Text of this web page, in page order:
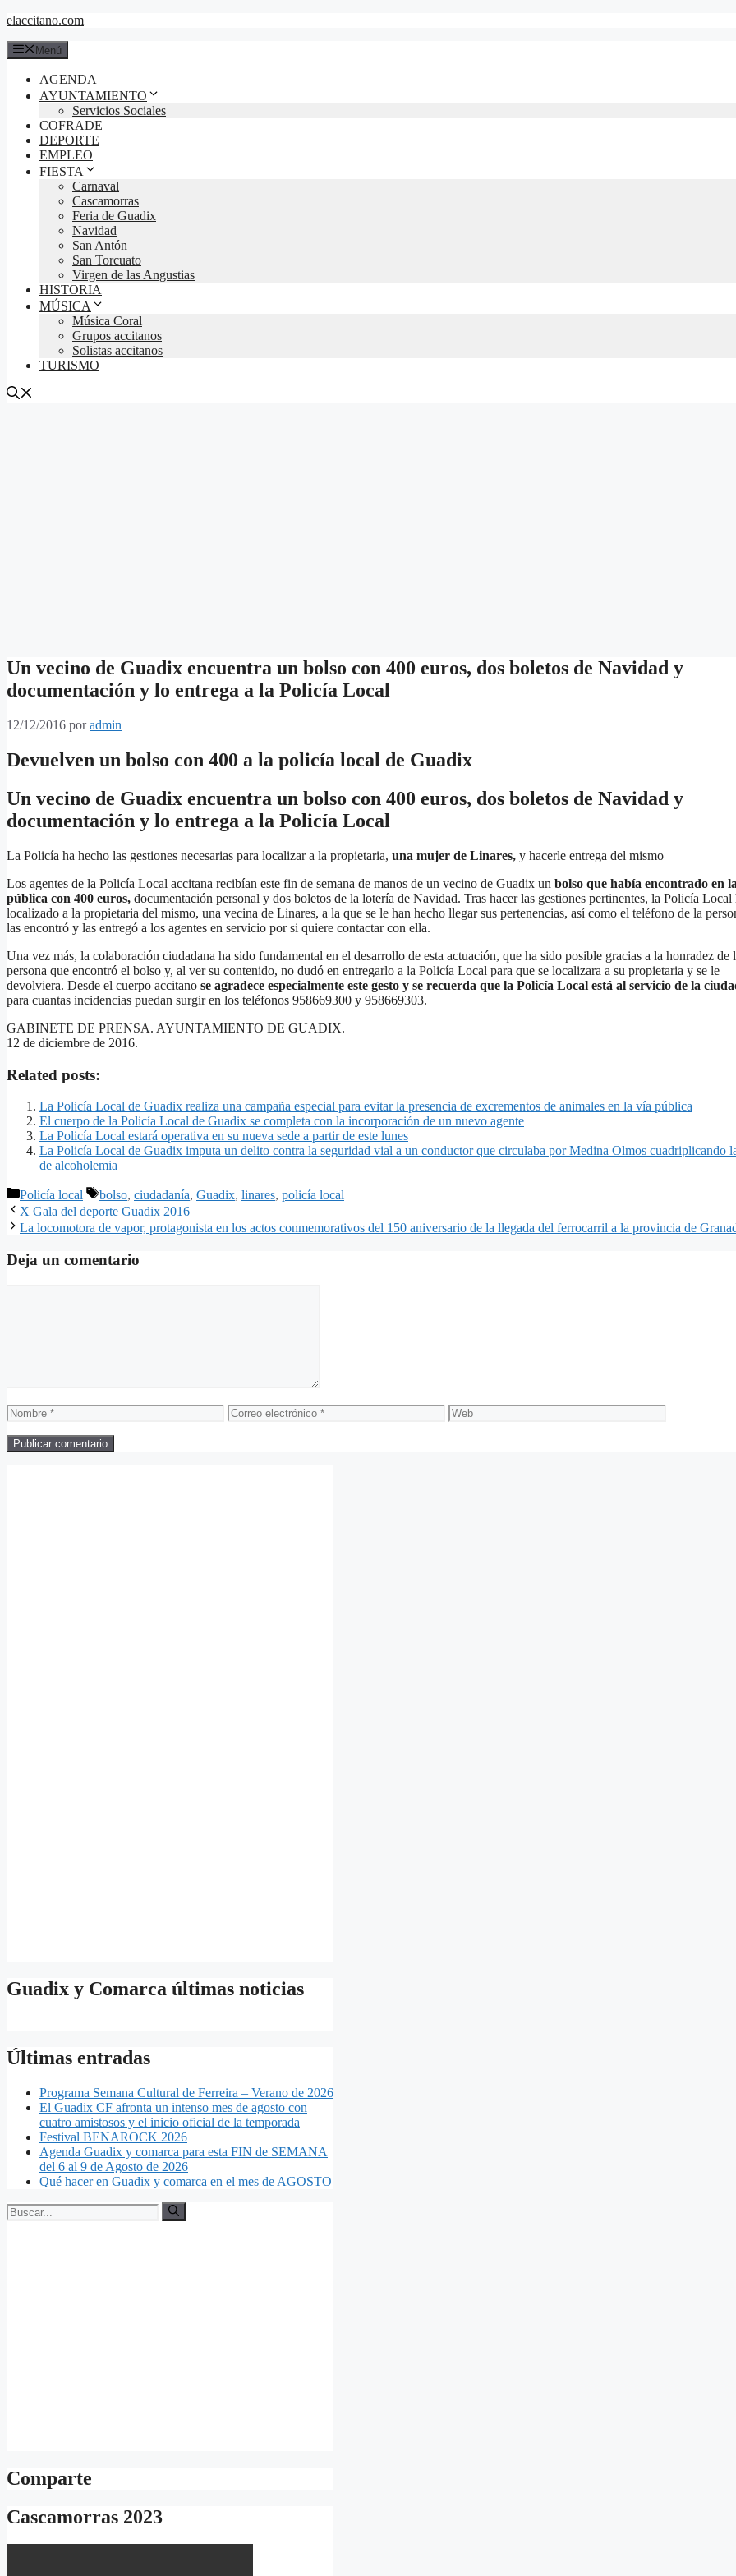
Saltar
contenido
elaccitano.com
Menú
AGENDA
AYUNTAMIENTO
Servicios Sociales
COFRADE
DEPORTE
EMPLEO
FIESTA
Carnaval
Cascamorras
Feria de Guadix
Navidad
San Antón
San Torcuato
Virgen de las Angustias
HISTORIA
MÚSICA
Música Coral
Grupos accitanos
Solistas accitanos
TURISMO
Un vecino de Guadix encuentra un bolso con 400 euros, dos boletos de Navidad y
documentación y lo entrega a la Policía Local
12/12/2016 poradmin
Devuelven un bolso con 400 a la policía local de Guadix
Un vecino de Guadix encuentra un bolso con 400 euros, dos boletos de Navidad y
documentación y lo entrega a la Policía Local
La Policía ha hecho las gestiones necesarias para localizar a la propietaria, una mujer de Linares, y hacerle entrega del mismo
Los agentes de la Policía Local accitana recibían este fin de semana de manos de un vecino de Guadix un bolso que había encontrado en
pública con 400 euros, documentación personal y dos boletos de la lotería de Navidad. Tras hacer las gestiones pertinentes, la Policía Local
localizado a la propietaria del mismo, una vecina de Linares, a la que se le han hecho llegar sus pertenencias, así como el teléfono de la
las encontró y las entregó a los agentes en servicio por si quiere contactar con ella.
Una vez más, la colaboración ciudadana ha sido fundamental en el desarrollo de esta actuación, que ha sido posible gracias a la honradez de
persona que encontró el bolso y, al ver su contenido, no dudó en entregarlo a la Policía Local para que se localizara a su propietaria y se le
devolviera. Desde el cuerpo accitano se agradece especialmente este gesto y se recuerda que la Policía Local está al servicio de la
para cuantas incidencias puedan surgir en los teléfonos 958669300 y 958669303.
GABINETE DE PRENSA. AYUNTAMIENTO DE GUADIX.
12 de diciembre de 2016.
Related posts:
La Policía Local de Guadix realiza una campaña especial para evitar la presencia de excrementos de animales en la vía pública
El cuerpo de la Policía Local de Guadix se completa con la incorporación de un nuevo agente
La Policía Local estará operativa en su nueva sede a partir de este lunes
La Policía Local de Guadix imputa un delito contra la seguridad vial a un conductor que circulaba por Medina Olmos cuadriplicando
de alcoholemia
Categorías
Policía local Etiquetas
bolso, ciudadanía, Guadix, linares, policía local
X Gala del deporte Guadix 2016
La locomotora de vapor, protagonista en los actos conmemorativos del 150 aniversario de la llegada del ferrocarril a la provincia de
Deja un comentario
Nombre
Correo
electrónico
Web
Guadix y Comarca últimas noticias
Últimas entradas
Programa Semana Cultural de Ferreira – Verano de 2026
El Guadix CF afronta un intenso mes de agosto con
cuatro amistosos y el inicio oficial de la temporada
Festival BENAROCK 2026
Agenda Guadix y comarca para esta FIN de SEMANA
del 6 al 9 de Agosto de 2026
Qué hacer en Guadix y comarca en el mes de AGOSTO
Buscar:
Comparte
Cascamorras 2023